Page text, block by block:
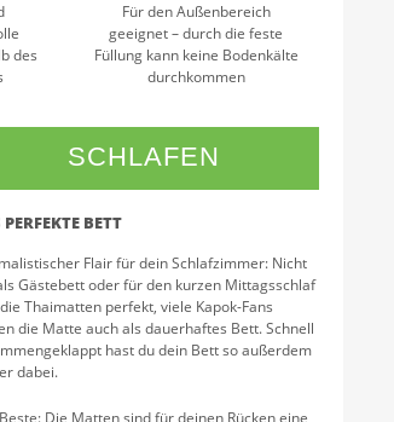
des
Für den Außenbereich
geeignet – durch die feste
Füllung kann keine Bodenkälte
durchkommen
SCHLAFEN
BETT
Flair für dein Schlafzimmer: Nicht
Gästebett oder für den kurzen Mittagsschlaf
Thaimatten perfekt, viele Kapok-Fans
die Matte auch als dauerhaftes Bett. Schnell
hast du dein Bett so außerdem
dabei.